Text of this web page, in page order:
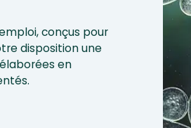
conçus pour
disposition une
en